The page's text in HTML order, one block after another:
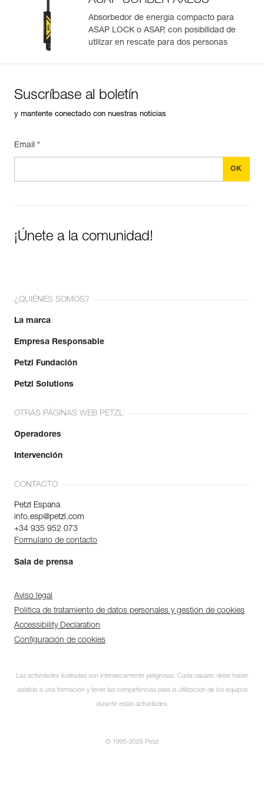
Consulte el historial de un producto desde su fecha de
fabricación.
Más información
Absorbedor de energía compacto para
ASAP LOCK o ASAP, con posibilidad de
utilizar en rescate para dos personas
Suscríbase al boletín
y mantente conectado con nuestras noticias
Email *
¡Únete a la comunidad!
¿QUIÉNES SOMOS?
La marca
Empresa Responsable
Petzl Fundación
Petzl Solutions
OTRAS PÁGINAS WEB PETZL
Operadores
Intervención
CONTACTO
Petzl Espana
info.esp@petzl.com
+34 935 952 073
Formulario de contacto
Sala de prensa
Aviso legal
Política de tratamiento de datos personales y gestión de cookies
Accessibility Declaration
Configuración de cookies
Las actividades ilustradas son intrínsecamente peligrosas. Cada usuario debe haber
asistido a una formación y tener las competencias para la utilización de los equipos
durante estas actividades.
© 1995-2026 Petzl